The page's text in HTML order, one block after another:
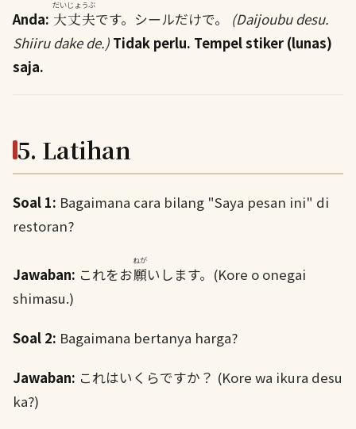
Anda: 大丈夫
だいじょうぶ
です。シールだけで。 (Daijoubu desu.
Shiiru dake de.) Tidak perlu. Tempel stiker (lunas)
saja.
5. Latihan
Soal 1: Bagaimana cara bilang "Saya pesan ini" di
restoran?
Jawaban: これをお願
ねが
いします。(Kore o onegai
shimasu.)
Soal 2: Bagaimana bertanya harga?
Jawaban: これはいくらですか？ (Kore wa ikura desu
ka?)